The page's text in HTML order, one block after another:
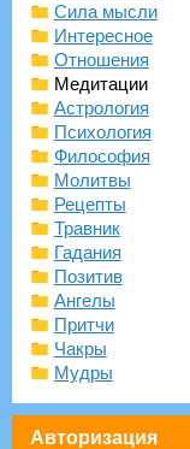
Сила мысли
Интересное
Отношения
Медитации
Астрология
Психология
Философия
Молитвы
Рецепты
Травник
Гадания
Позитив
Ангелы
Притчи
Чакры
Мудры
Авторизация